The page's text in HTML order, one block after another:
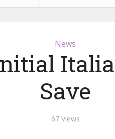
News
Save
67 Views